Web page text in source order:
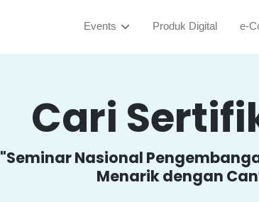
Events Produk Digital e-
Cari
"Seminar Nasional
Menarik dengan